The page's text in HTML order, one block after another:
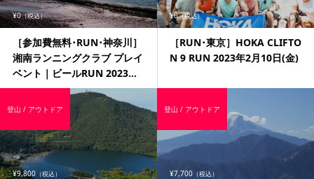
¥0（税込）
［参加費無料･RUN･神奈川］
湘南ランニングクラブ プレイ
ベント｜ビールRUN 2023...
¥0（税込）
［RUN･東京］HOKA CLIFTO
N 9 RUN 2023年2月10日(金)
¥9,800 （税込）
登山 / アウトドア
¥7,700 （税込）
登山 / アウトドア